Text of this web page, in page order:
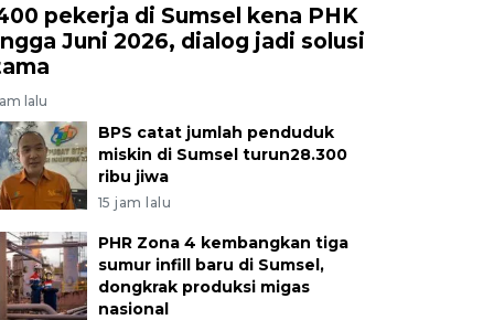
pekerja di Sumsel kena PHK
Juni 2026, dialog jadi solusi
lalu
BPS catat jumlah penduduk
miskin di Sumsel turun28.300
ribu jiwa
15 jam lalu
PHR Zona 4 kembangkan tiga
sumur infill baru di Sumsel,
dongkrak produksi migas
nasional